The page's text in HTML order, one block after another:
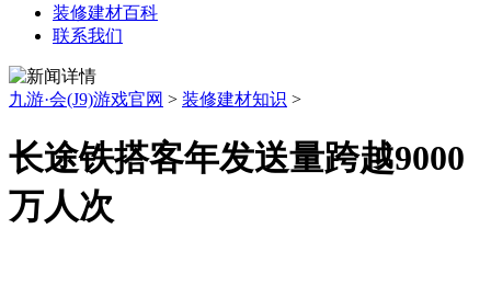
装修建材百科
联系我们
九游·会(J9)游戏官网 > 装修建材知识 >
长途铁搭客年发送量跨越9000
万人次